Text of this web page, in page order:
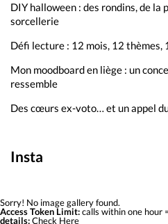
DIY halloween : des rondins, de la
sorcellerie
Défi lecture : 12 mois, 12 thèmes,
Mon moodboard en liège : un
ressemble
Des cœurs ex-voto… et un appel
Insta
Sorry! No image gallery found.
Access Token Limit:calls within one hour
details:Check Here